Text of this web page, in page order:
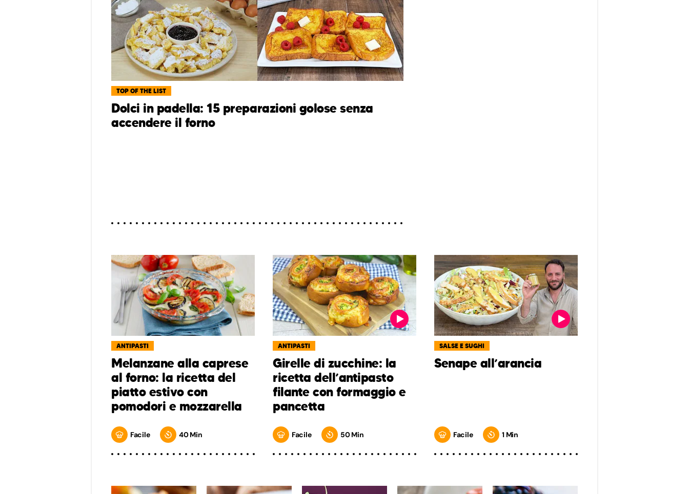
TOP OF THE LIST
Dolci in padella: 15 preparazioni golose senza
accendere il forno
ANTIPASTI
Melanzane alla caprese
al forno: la ricetta del
piatto estivo con
pomodori e mozzarella
Facile 40 Min
ANTIPASTI
Girelle di zucchine: la
ricetta dell’antipasto
filante con formaggio e
pancetta
Facile 50 Min
SALSE E SUGHI
Senape all’arancia
Facile 1 Min